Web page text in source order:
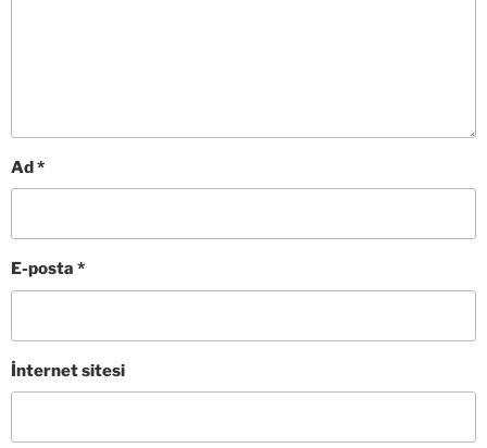
Ad*
E-posta *
İnternet sitesi